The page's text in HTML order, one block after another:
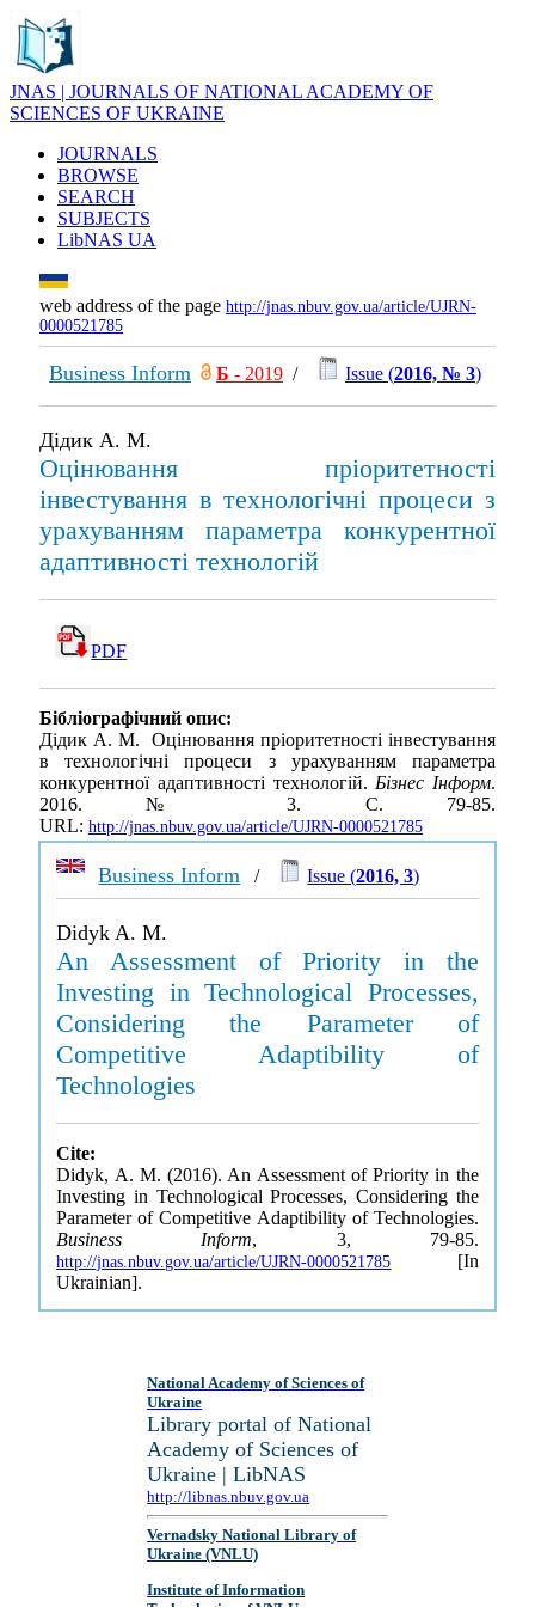
JNAS | JOURNALS OF NATIONAL ACADEMY OF
SCIENCES OF UKRAINE
JOURNALS
BROWSE
SEARCH
SUBJECTS
LibNAS UA
web address of the page http://jnas.nbuv.gov.ua/article/UJRN-
0000521785
Business Inform Б - 2019 / Issue (2016, № 3)
Дідик А. М.
Оцінювання пріоритетності
інвестування в технологічні процеси з
урахуванням параметра конкурентної
адаптивності технологій
PDF
Бібліографічний опис:
Дідик А. М. Оцінювання пріоритетності інвестування
в технологічні процеси з урахуванням параметра
конкурентної адаптивності технологій.Бізнес Інформ.
2016. № 3. С. 79-85.
URL: http://jnas.nbuv.gov.ua/article/UJRN-0000521785
Business Inform / Issue (2016, 3)
Didyk A. M.
An Assessment of Priority in the
Investing in Technological Processes,
Considering the Parameter of
Competitive Adaptibility of
Technologies
Cite:
Didyk, A. M. (2016). An Assessment of Priority in the
Investing in Technological Processes, Considering the
Parameter of Competitive Adaptibility of Technologies.
Business Inform, 3, 79-85.
http://jnas.nbuv.gov.ua/article/UJRN-0000521785 [In
Ukrainian].
National Academy of Sciences of
Ukraine
Library portal of National
Academy of Sciences of
Ukraine | LibNAS
http://libnas.nbuv.gov.ua
Vernadsky National Library of
Ukraine (VNLU)
Institute of Information